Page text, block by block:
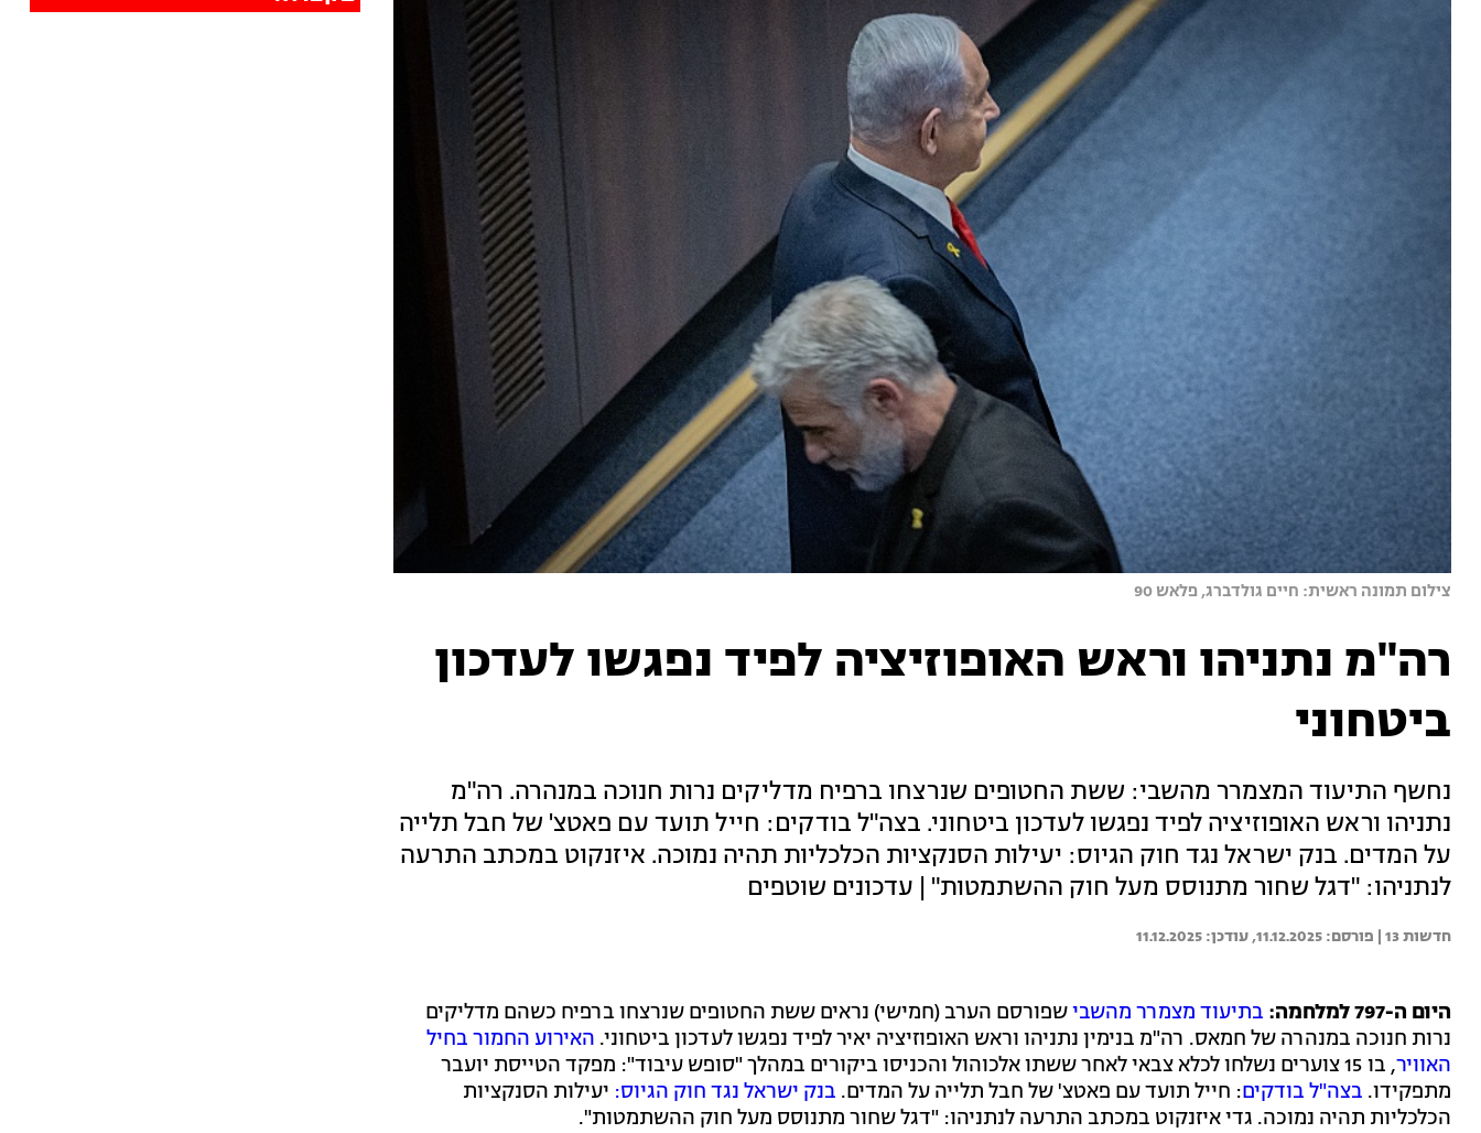
צילום תמונה ראשית: חיים גולדברג, פלאש 90
רה"מ נתניהו וראש האופוזיציה לפיד נפגשו לעדכון
ביטחוני
נחשף התיעוד המצמרר מהשבי: ששת החטופים שנרצחו ברפיח מדליקים נרות חנוכה במנהרה. רה"מ
נתניהו וראש האופוזיציה לפיד נפגשו לעדכון ביטחוני. בצה"ל בודקים: חייל תועד עם פאטצ' של חבל תלייה
על המדים. בנק ישראל נגד חוק הגיוס: יעילות הסנקציות הכלכליות תהיה נמוכה. איזנקוט במכתב התרעה
לנתניהו: "דגל שחור מתנוסס מעל חוק ההשתמטות" | עדכונים שוטפים
חדשות 13 | 11.12.2025
11.12.2025
היום ה-797 למלחמה: בתיעוד מצמרר מהשבישפורסם הערב (חמישי) נראים ששת החטופים שנרצחו ברפיח כשהם מדליקים
נרות חנוכה במנהרה של חמאס. רה"מ בנימין נתניהו וראש האופוזיציה יאיר לפיד נפגשו לעדכון ביטחוני. האירוע החמור בחיל
האוויר
, בו 15 צוערים נשלחו לכלא צבאי לאחר ששתו אלכוהול והכניסו ביקורים במהלך "סופש עיבוד": מפקד הטייסת יועבר
מתפקידו. בצה"ל בודקים: חייל תועד עם פאטצ' של חבל תלייה על המדים. בנק ישראל נגד חוק הגיוס: יעילות הסנקציות
הכלכליות תהיה נמוכה. גדי איזנקוט במכתב התרעה לנתניהו: "דגל שחור מתנוסס מעל חוק ההשתמטות".